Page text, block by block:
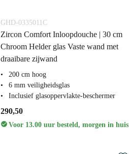
GHD-0335011C
Zircon Comfort Inloopdouche | 30 cm
Chroom Helder glas Vaste wand met
draaibare zijwand
200 cm hoog
6 mm veiligheidsglas
Inclusief glasoppervlakte-beschermer
290,50
Voor 13.00 uur besteld, morgen in huis